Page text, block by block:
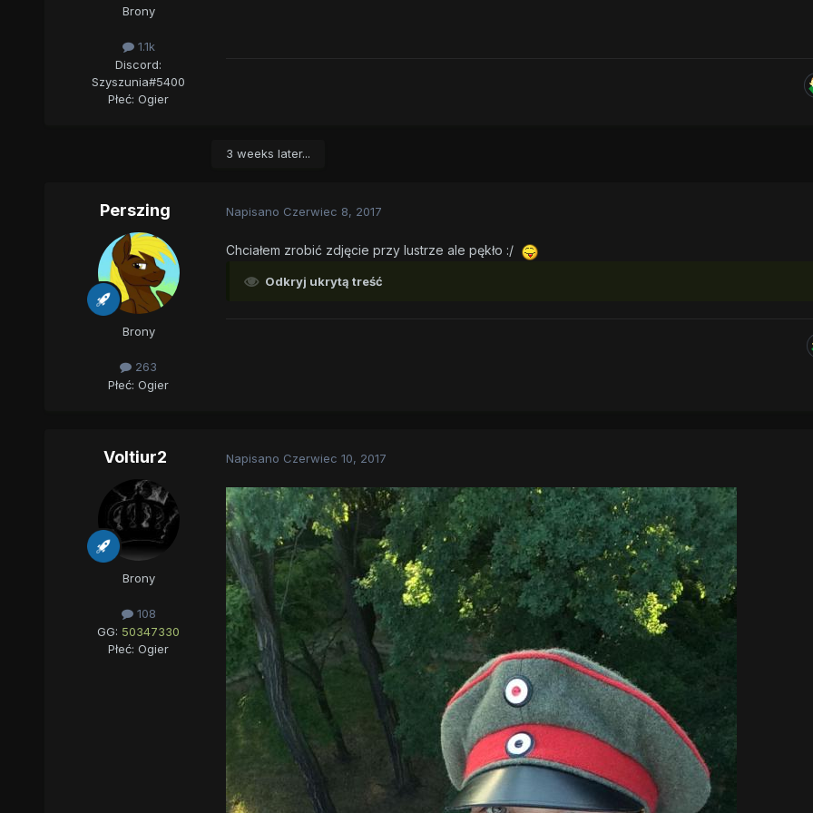
Brony
1.1k
Discord:
Szyszunia#5400
Płeć: Ogier
3 weeks later...
Perszing
Brony
263
Płeć: Ogier
Napisano Czerwiec 8, 2017
Chciałem zrobić zdjęcie przy lustrze ale pękło :/
Odkryj ukrytą treść
Voltiur2
Brony
108
GG: 50347330
Płeć: Ogier
Napisano Czerwiec 10, 2017